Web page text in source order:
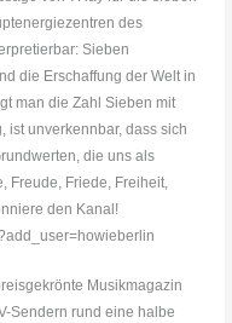
des
Sieben
die Erschaffung der Welt in
man die Zahl Sieben mit
ist unverkennbar, dass sich
die uns als
Freude, Friede, Freiheit,
den Kanal!
Musikmagazin
Sendern rund eine halbe